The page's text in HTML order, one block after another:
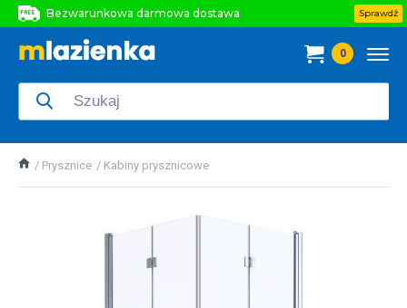
Bezwarunkowa darmowa dostawa
Bezwarunkowa darmowa dostawa
Sprawdź
0
Prysznice Kabiny prysznicowe